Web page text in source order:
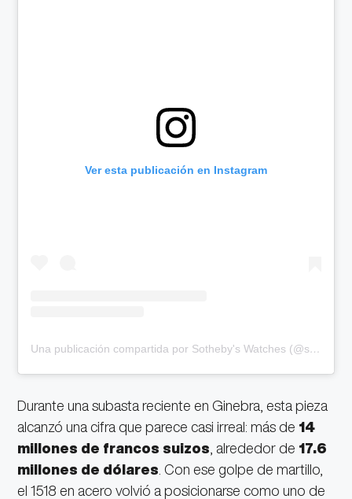
Ver esta publicación en Instagram
Una publicación compartida por Sotheby's Watches (@sothebyswatches)
Durante una subasta reciente en Ginebra, esta pieza
alcanzó una cifra que parece casi irreal: más de 14
millones de francos suizos , alrededor de 17.6
millones de dólares . Con ese golpe de martillo,
el 1518 en acero volvió a posicionarse como uno de